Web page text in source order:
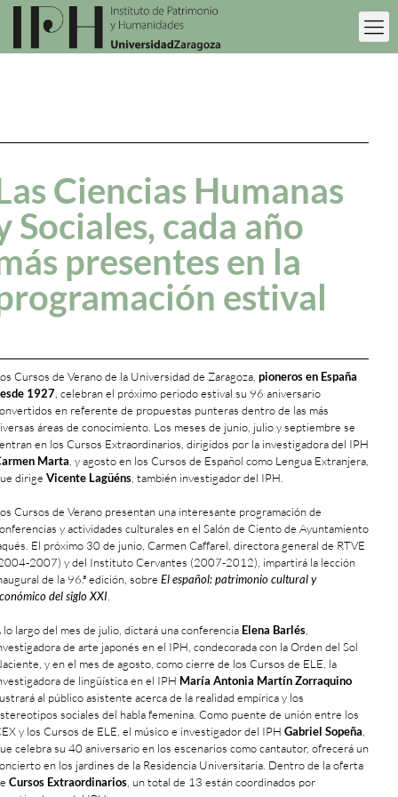
Ciencias Humanas
Sociales, cada año
presentes en la
estival
Cursos de Verano de la Universidad de Zaragoza, pioneros en España
1927 , celebran el próximo periodo estival su 96 aniversario
en referente de propuestas punteras dentro de las más
áreas de conocimiento. Los meses de junio, julio y septiembre se
en los Cursos Extraordinarios, dirigidos por la investigadora del IPH
Marta , y agosto en los Cursos de Español como Lengua Extranjera,
dirige Vicente Lagüéns , también investigador del IPH.
Cursos de Verano presentan una interesante programación de
y actividades culturales en el Salón de Ciento de Ayuntamiento
El próximo 30 de junio, Carmen Caffarel, directora general de RTVE
2007) y del Instituto Cervantes (2007-2012), impartirá la lección
de la 96.ª edición, sobre El español: patrimonio cultural y
del siglo XXI
lo largo del mes de julio, dictará una conferencia Elena Barlés
de arte japonés en el IPH, condecorada con la Orden del Sol
y en el mes de agosto, como cierre de los Cursos de ELE, la
de lingüística en el IPH María Antonia Martín Zorraquino
al público asistente acerca de la realidad empírica y los
sociales del habla femenina. Como puente de unión entre los
y los Cursos de ELE, el músico e investigador del IPH Gabriel Sopeña
celebra su 40 aniversario en los escenarios como cantautor, ofrecerá un
en los jardines de la Residencia Universitaria. Dentro de la oferta
Cursos Extraordinarios , un total de 13 están coordinados por